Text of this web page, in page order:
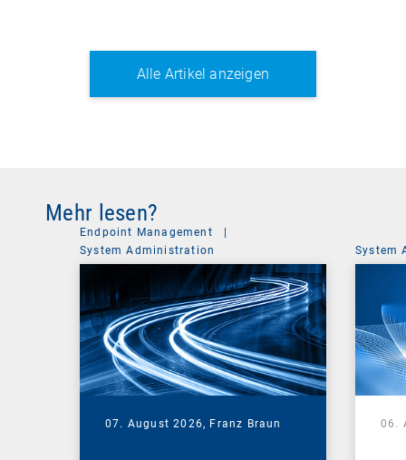
Alle Artikel anzeigen
Mehr lesen?
Endpoint Management
|
System Administration
07. August 2026, Franz Braun
System
06.